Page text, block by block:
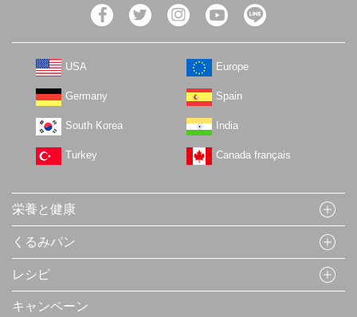
USA Europe
Germany Spain
South Korea India
Turkey Canada français
栄養と健康
くるみパン
レシピ
キャンペーン